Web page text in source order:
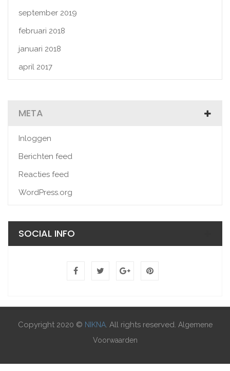
september 2019
februari 2018
januari 2018
april 2017
META
Inloggen
Berichten feed
Reacties feed
WordPress.org
SOCIAL INFO
Copyright 2020 © NIKNA. All rights reserved. Algemene
Voorwaarden